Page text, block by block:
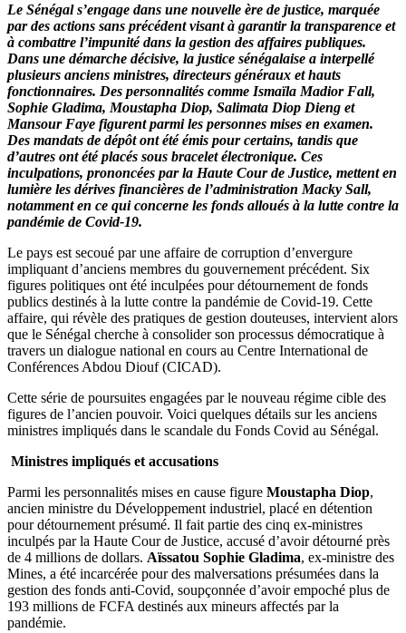
Le Sénégal s’engage dans une nouvelle ère de justice, marquée
par des actions sans précédent visant à garantir la transparence et
à combattre l’impunité dans la gestion des affaires publiques.
Dans une démarche décisive, la justice sénégalaise a interpellé
plusieurs anciens ministres, directeurs généraux et hauts
fonctionnaires. Des personnalités comme Ismaïla Madior Fall,
Sophie Gladima, Moustapha Diop, Salimata Diop Dieng et
Mansour Faye figurent parmi les personnes mises en examen.
Des mandats de dépôt ont été émis pour certains, tandis que
d’autres ont été placés sous bracelet électronique. Ces
inculpations, prononcées par la Haute Cour de Justice, mettent en
lumière les dérives financières de l’administration Macky Sall,
notamment en ce qui concerne les fonds alloués à la lutte contre la
pandémie de Covid-19.
Le pays est secoué par une affaire de corruption d’envergure
impliquant d’anciens membres du gouvernement précédent. Six
figures politiques ont été inculpées pour détournement de fonds
publics destinés à la lutte contre la pandémie de Covid-19. Cette
affaire, qui révèle des pratiques de gestion douteuses, intervient alors
que le Sénégal cherche à consolider son processus démocratique à
travers un dialogue national en cours au Centre International de
Conférences Abdou Diouf (CICAD).
Cette série de poursuites engagées par le nouveau régime cible des
figures de l’ancien pouvoir. Voici quelques détails sur les anciens
ministres impliqués dans le scandale du Fonds Covid au Sénégal.
Ministres impliqués et accusations
Parmi les personnalités mises en cause figure Moustapha Diop,
ancien ministre du Développement industriel, placé en détention
pour détournement présumé. Il fait partie des cinq ex-ministres
inculpés par la Haute Cour de Justice, accusé d’avoir détourné près
de 4 millions de dollars. Aïssatou Sophie Gladima, ex-ministre des
Mines, a été incarcérée pour des malversations présumées dans la
gestion des fonds anti-Covid, soupçonnée d’avoir empoché plus de
193 millions de FCFA destinés aux mineurs affectés par la
pandémie.